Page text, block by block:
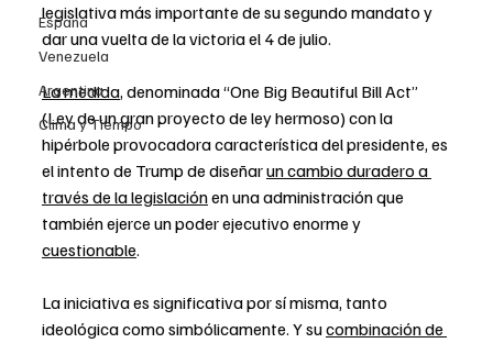
Espana
Venezuela
Argentina
Clima y Tiempo
legislativa más importante de su segundo mandato y
dar una vuelta de la victoria el 4 de julio.
La medida, denominada “One Big Beautiful Bill Act”
(Ley de un gran proyecto de ley hermoso) con la
hipérbole provocadora característica del presidente, es
el intento de Trump de diseñar un cambio duradero a
través de la legislación en una administración que
también ejerce un poder ejecutivo enorme y
cuestionable.
La iniciativa es significativa por sí misma, tanto
ideológica como simbólicamente. Y su combinación de